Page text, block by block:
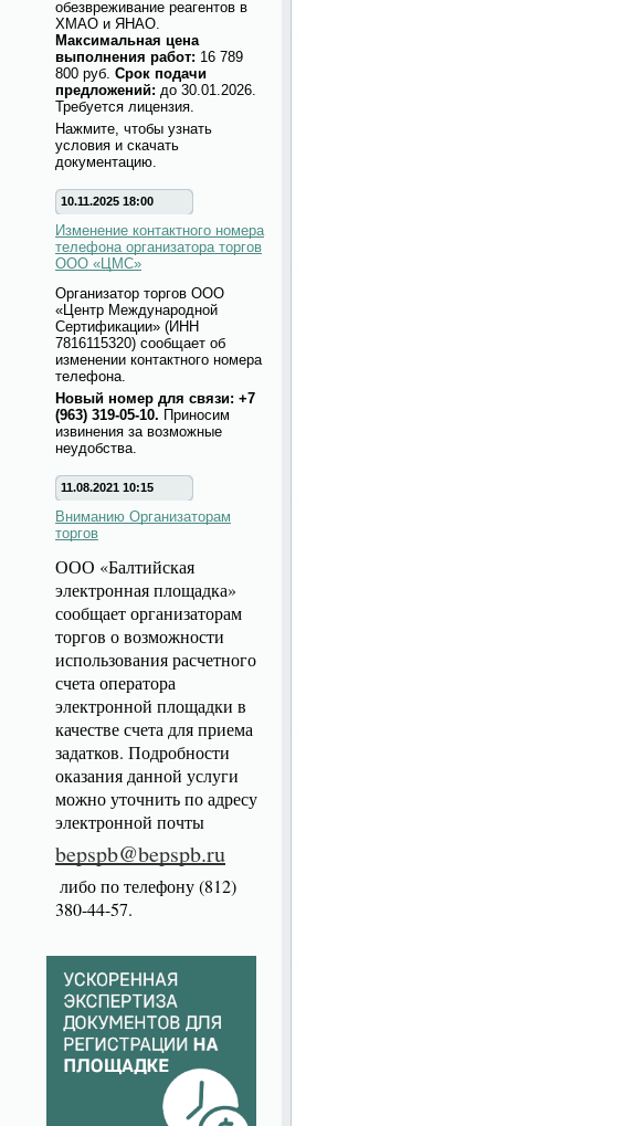
обезвреживание реагентов в
ХМАО и ЯНАО.
Максимальная цена
выполнения работ: 16 789
800 руб. Срок подачи
предложений: до 30.01.2026.
Требуется лицензия.
Нажмите, чтобы узнать
условия и скачать
документацию.
10.11.2025 18:00
Изменение контактного номера
телефона организатора торгов
ООО «ЦМС»
Организатор торгов ООО
«Центр Международной
Сертификации» (ИНН
7816115320) сообщает об
изменении контактного номера
телефона.
Новый номер для связи: +7
(963) 319-05-10. Приносим
извинения за возможные
неудобства.
11.08.2021 10:15
Вниманию Организаторам
торгов
ООО «Балтийская
электронная площадка»
сообщает организаторам
торгов о возможности
использования расчетного
счета оператора
электронной площадки в
качестве счета для приема
задатков. Подробности
оказания данной услуги
можно уточнить по адресу
электронной почты
bepspb@bepspb.ru
либо по телефону (812)
380-44-57.